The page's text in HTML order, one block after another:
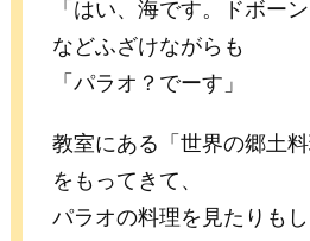
「はい、海です。ドボーン
などふざけながらも
「パラオ？でーす」
教室にある「世界の郷土
をもってきて、
パラオの料理を見たりもし